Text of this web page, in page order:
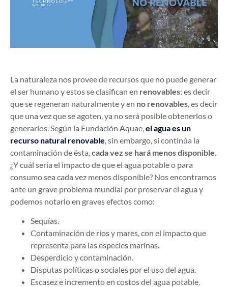
La naturaleza nos provee de recursos que no puede generar
el ser humano y estos se clasifican en renovables: es decir
que se regeneran naturalmente y en no renovables , es decir
que una vez que se agoten, ya no será posible obtenerlos o
generarlos. Según la Fundación Aquae, el agua es un
recurso natural renovable , sin embargo, si continúa la
contaminación de ésta, cada vez se hará menos disponible
¿Y cuál sería el impacto de que el agua potable o para
consumo sea cada vez menos disponible? Nos encontramos
ante un grave problema mundial por preservar el agua y
podemos notarlo en graves efectos como:
Sequías.
Contaminación de ríos y mares, con el impacto que
representa para las especies marinas.
Desperdicio y contaminación.
Disputas políticas o sociales por el uso del agua.
Escasez e incremento en costos del agua potable.